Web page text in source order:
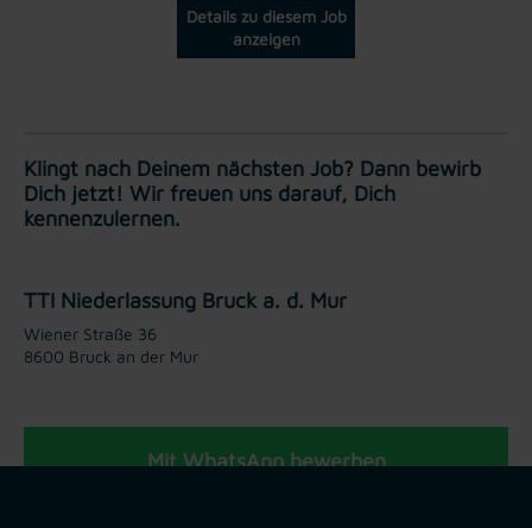
Details zu diesem Job
anzeigen
Klingt nach Deinem nächsten Job? Dann bewirb
Dich jetzt! Wir freuen uns darauf, Dich
kennenzulernen.
TTI Niederlassung Bruck a. d. Mur
Wiener Straße 36
8600 Bruck an der Mur
Mit WhatsApp bewerben